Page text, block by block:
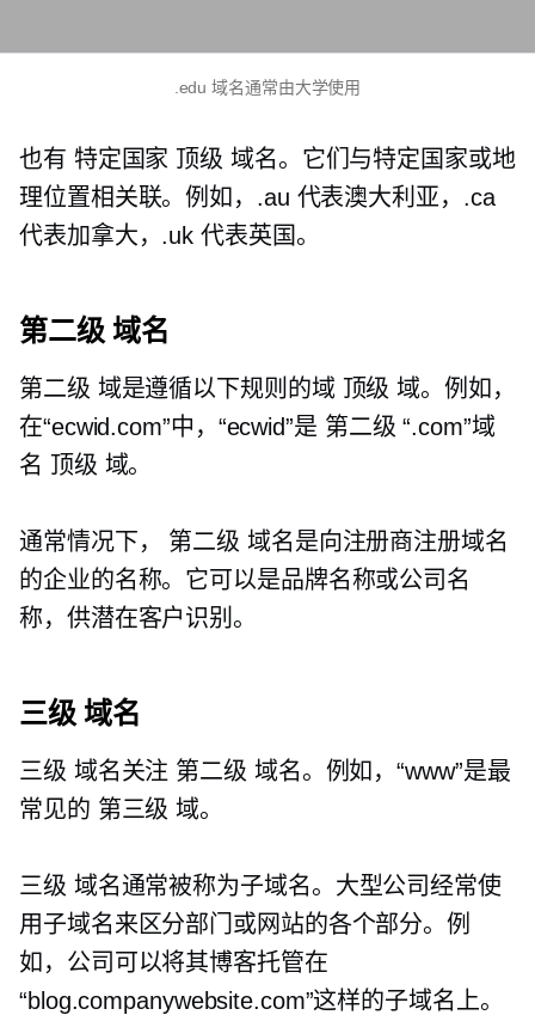
.edu 域名通常由大学使用
也有 特定国家 顶级 域名。它们与特定国家或地
理位置相关联。例如，.au 代表澳大利亚，.ca
代表加拿大，.uk 代表英国。
第二级域名
第二级 域是遵循以下规则的域 顶级 域。例如，
在“ecwid.com”中，“ecwid”是 第二级 “.com”域
名 顶级 域。
通常情况下， 第二级 域名是向注册商注册域名
的企业的名称。它可以是品牌名称或公司名
称，供潜在客户识别。
三级域名
三级 域名关注 第二级 域名。例如，“www”是最
常见的 第三级 域。
三级 域名通常被称为子域名。大型公司经常使
用子域名来区分部门或网站的各个部分。例
如，公司可以将其博客托管在
“blog.companywebsite.com”这样的子域名上。